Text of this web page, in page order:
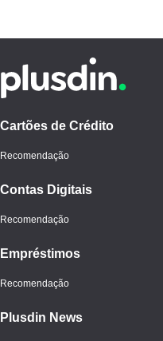
Cartões de Crédito
Recomendação
Contas Digitais
Recomendação
Empréstimos
Recomendação
Plusdin News